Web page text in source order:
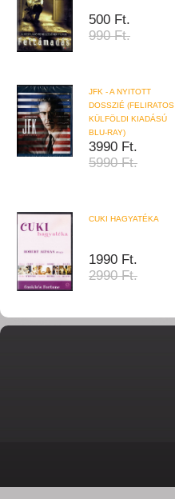
500 Ft.
990 Ft.
JFK - A NYITOTT
DOSSZIÉ (FELIRATOS
KÜLFÖLDI KIADÁSÚ
BLU-RAY)
3990 Ft.
5990 Ft.
CUKI HAGYATÉKA
1990 Ft.
2990 Ft.